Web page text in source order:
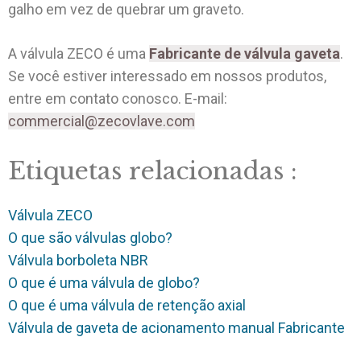
galho em vez de quebrar um graveto.
A válvula ZECO é uma Fabricante de válvula gaveta.
Se você estiver interessado em nossos produtos,
entre em contato conosco. E-mail:
commercial@zecovlave.com
Etiquetas relacionadas :
Válvula ZECO
O que são válvulas globo?
Válvula borboleta NBR
O que é uma válvula de globo?
O que é uma válvula de retenção axial
Válvula de gaveta de acionamento manual Fabricante